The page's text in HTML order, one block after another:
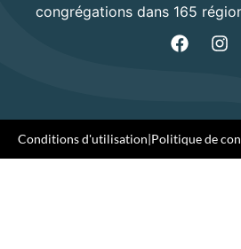
congrégations dans 165
Conditions d'utilisation|Politique de